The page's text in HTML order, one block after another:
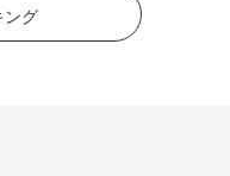
ング